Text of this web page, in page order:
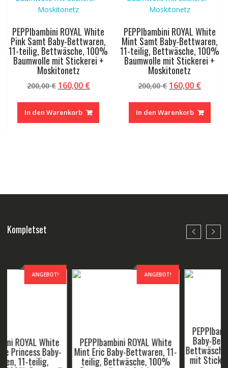
PEPPIbambini ROYAL White
Pink Samt Baby-Bettwaren,
11-teilig, Bettwäsche, 100%
Baumwolle mit Stickerei +
Moskitonetz
200,00€ Ursprünglicher
war:
200,00 €
160,00 €Aktueller
160,00 €.
In den Warenkorb
PEPPIbambini ROYAL White
Mint Samt Baby-Bettwaren,
11-teilig, Bettwäsche, 100%
Baumwolle mit Stickerei +
Moskitonetz
200,00€ Ursprünglicher
war:
200,00 €
160,00 €
160,00
In den Warenkorb
Kompletset
ANGEBOT!
Baby-Bettwaren, 11-teilig,
Bettwäsche, 100% Baumwolle
mit Stickerei + Moskitonetz
ANGEBOT!